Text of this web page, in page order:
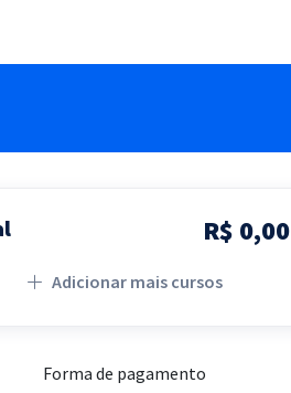
R$ 0,00
Adicionar mais cursos
Forma de pagamento